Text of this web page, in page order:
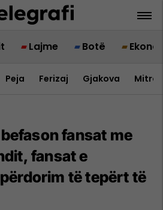
Lajme Botë
Peja Ferizaj Gjakova
fansat me
fansat e
të tepërt të